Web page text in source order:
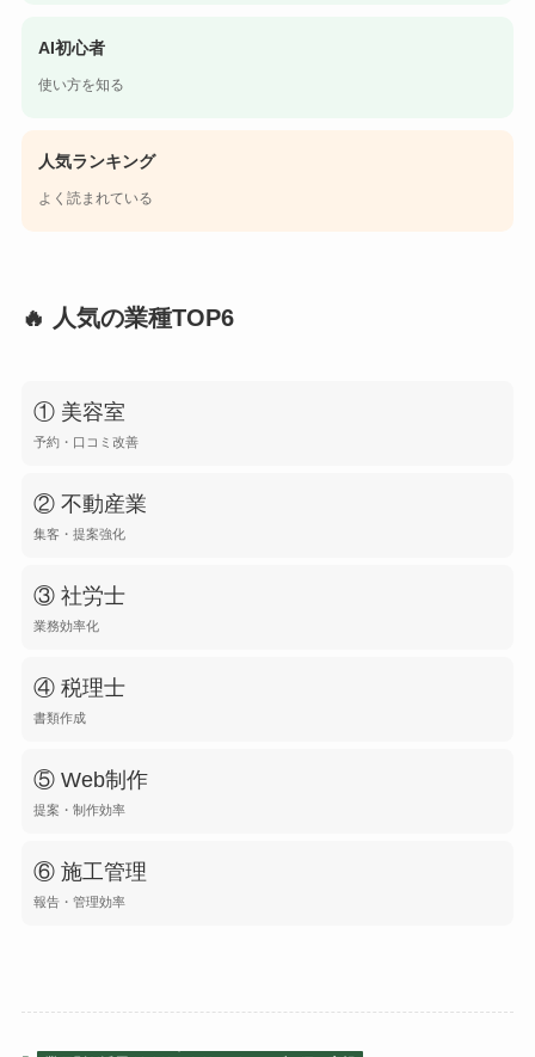
AI初心者
使い方を知る
人気ランキング
よく読まれている
🔥 人気の業種TOP6
① 美容室
予約・口コミ改善
② 不動産業
集客・提案強化
③ 社労士
業務効率化
④ 税理士
書類作成
⑤ Web制作
提案・制作効率
⑥ 施工管理
報告・管理効率